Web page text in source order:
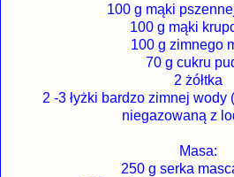
100 g mąki
100 g mąki
100 g zimnego
70 g cukru
2 żółtka
2 -3 łyżki bardzo zimnej wody
niegazowaną z
Masa:
250 g serka